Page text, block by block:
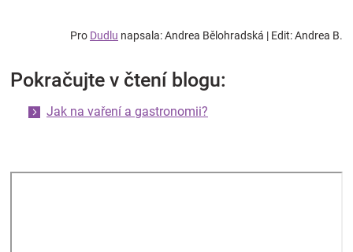
Pro Dudlu napsala: Andrea Bělohradská | Edit: Andrea B.
Pokračujte v čtení blogu:
Jak na vaření a gastronomii?